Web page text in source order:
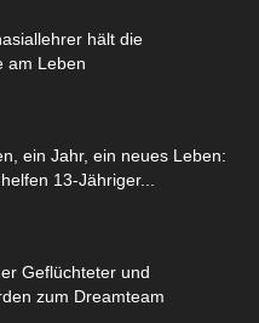
hält die
am Leben
ein Jahr, ein neues Leben:
13-Jähriger...
Geflüchteter und
zum Dreamteam